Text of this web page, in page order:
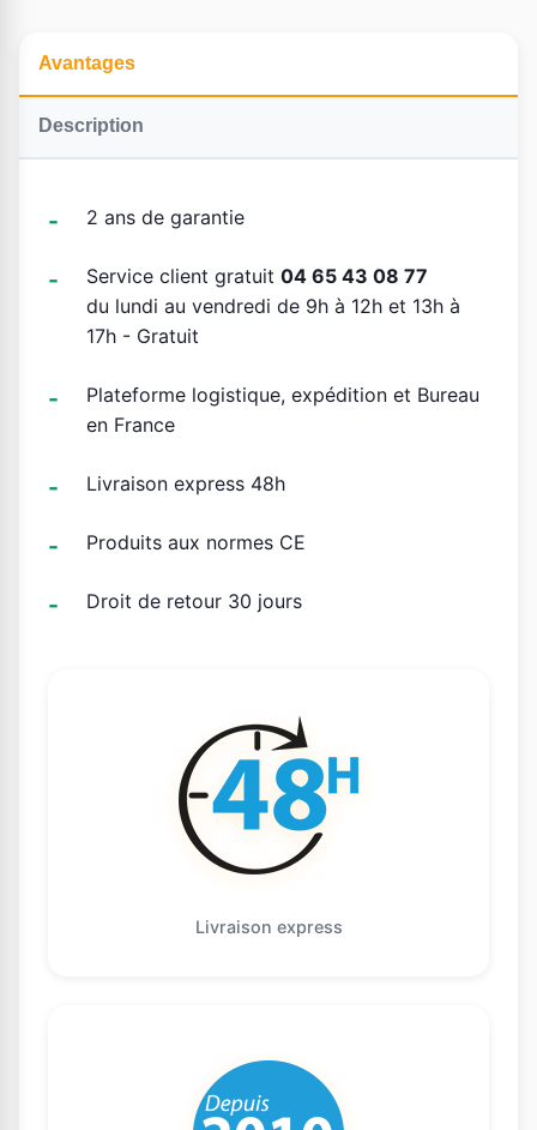
Avantages
Description
2 ans de garantie
Service client gratuit 04 65 43 08 77
du lundi au vendredi de 9h à 12h et 13h à
17h - Gratuit
Plateforme logistique, expédition et Bureau
en France
Livraison express 48h
Produits aux normes CE
Droit de retour 30 jours
Livraison express